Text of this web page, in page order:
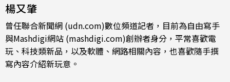
楊又肇
曾任聯合新聞網 (udn.com)數位頻道記者，目前為自由寫手
與Mashdigi網站 (mashdigi.com)創辦者身分，平常喜歡電
玩、科技類新品，以及軟體、網路相關內容，也喜歡隨手撰
寫內容介紹新玩意。